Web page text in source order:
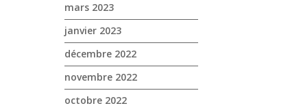
mars 2023
janvier 2023
décembre 2022
novembre 2022
octobre 2022